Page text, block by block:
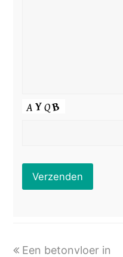
previous
Een betonvloer in